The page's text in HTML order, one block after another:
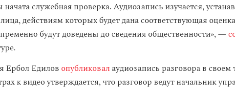
служебная проверка. Аудиозапись изучается,
действиям которых будет дана соответствующая
будут доведены до сведения общественности», —
Ербол Едилов опубликовалаудиозапись разговора в своем
к видео утверждается, что разговор ведут начальник